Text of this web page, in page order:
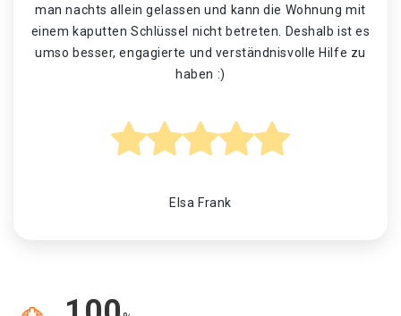
man nachts allein gelassen und kann die Wohnung mit
einem kaputten Schlüssel nicht betreten. Deshalb ist es
umso besser, engagierte und verständnisvolle Hilfe zu
haben :)
Elsa Frank